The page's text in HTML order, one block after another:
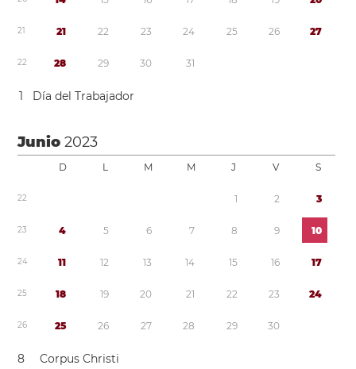
21 21 22 23 24 25 26 27
22 28 29 30 31
1 Día del Trabajador
Junio2023
D L M M J V S
22 1 2 3
23 4 5 6 7 8 9 10
24 11 12 13 14 15 16 17
25 18 19 20 21 22 23 24
26 25 26 27 28 29 30
8
Corpus Christi